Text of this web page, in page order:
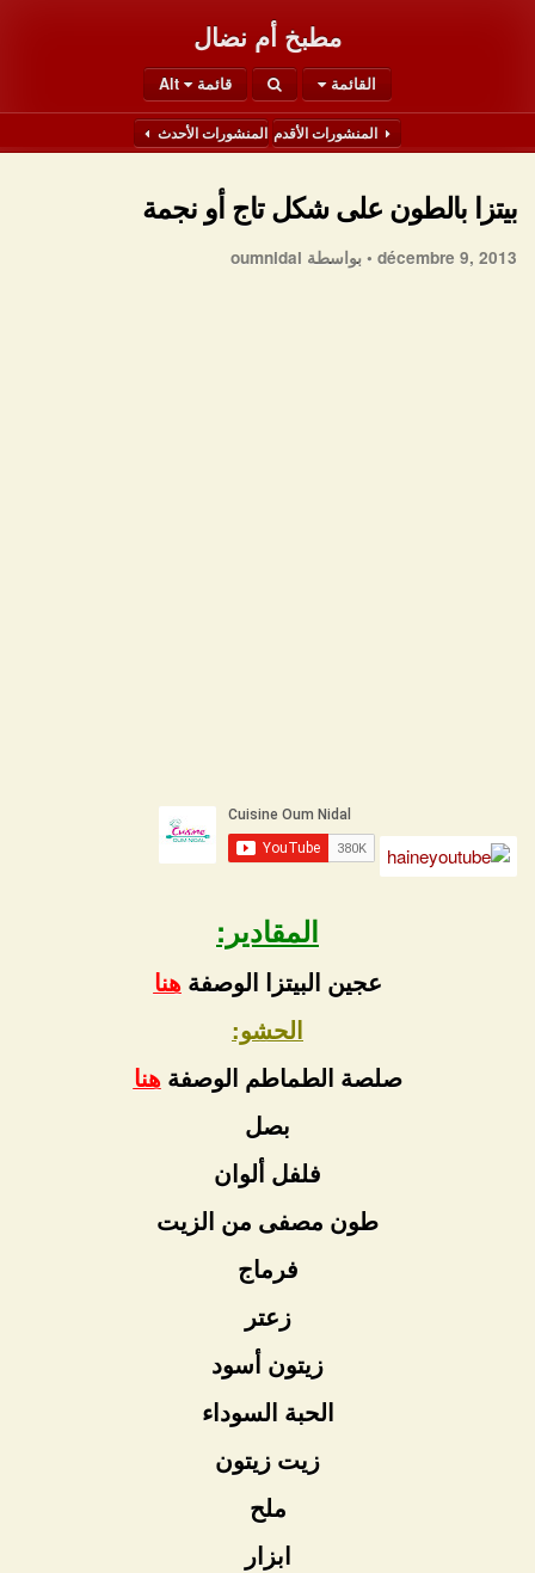
مطبخ أم نضال
القائمة قائمة Alt
المنشورات الأقدم المنشورات الأحدث
بيتزا بالطون على شكل تاج أو نجمة
décembre 9, 2013 • بواسطة oumnidal
المقادير:
عجين البيتزا الوصفةهنا
الحشو:
صلصة الطماطم الوصفةهنا
بصل
فلفل ألوان
طون مصفى من الزيت
فرماج
زعتر
زيتون أسود
الحبة السوداء
زيت زيتون
ملح
ابزار